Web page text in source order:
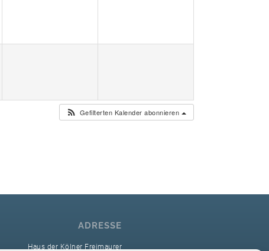
Gefilterten Kalender abonnieren
ADRESSE
Haus der Kölner Freimaurer